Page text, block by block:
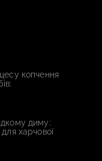
копчення
диму:
харчової